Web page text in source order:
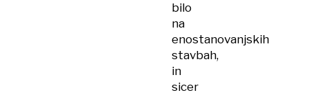
bilo
na
enostanovanjskih
stavbah,
in
sicer